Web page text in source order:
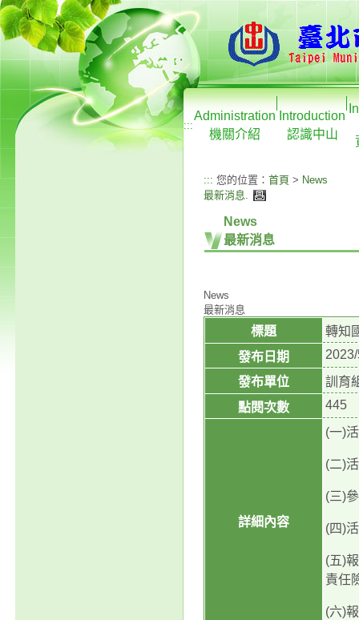
:::
Administration
機關介紹
Introduction
認識中山
::: 您的位置： 首頁 > News
最新消息.
News
最新消息
News
最新消息
標題
轉知
發布日期
發布單位
訓育
點閱次數
445
詳細內容
(一)
(二)
(三)
(四)
(五)
責任
(六)